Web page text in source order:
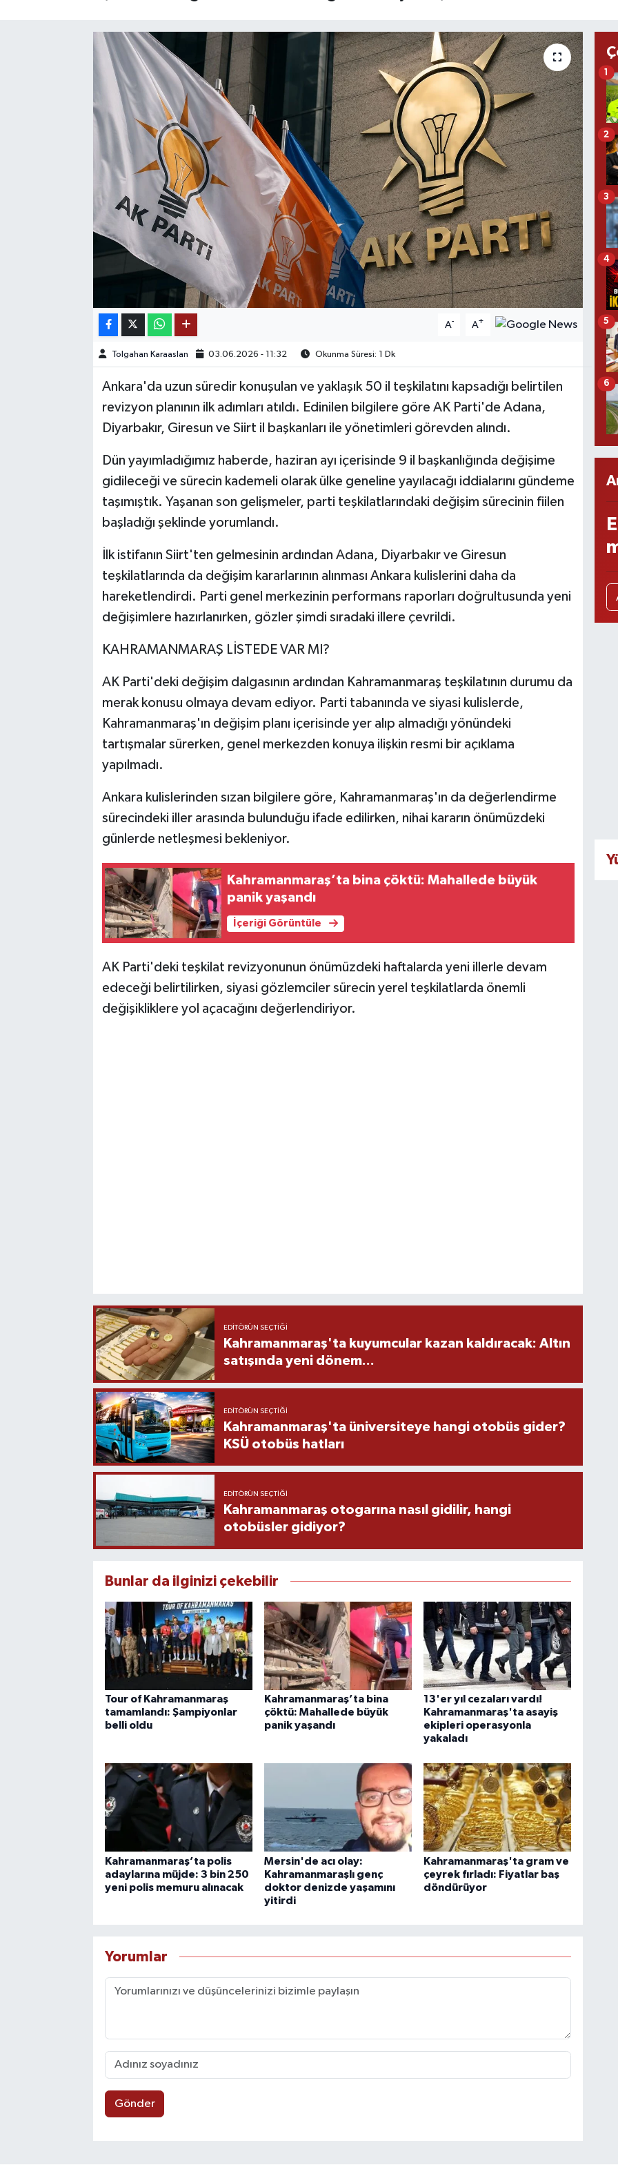
A- A+
Tolgahan Karaaslan 03.06.2026 - 11:32 Okunma Süresi: 1 Dk
Ankara'da uzun süredir konuşulan ve yaklaşık 50 il teşkilatını kapsadığı belirtilen
revizyon planının ilk adımları atıldı. Edinilen bilgilere göre AK Parti'de Adana,
Diyarbakır, Giresun ve Siirt il başkanları ile yönetimleri görevden alındı.
Dün yayımladığımız haberde, haziran ayı içerisinde 9 il başkanlığında değişime
gidileceği ve sürecin kademeli olarak ülke geneline yayılacağı iddialarını gündeme
taşımıştık. Yaşanan son gelişmeler, parti teşkilatlarındaki değişim sürecinin fiilen
başladığı şeklinde yorumlandı.
İlk istifanın Siirt'ten gelmesinin ardından Adana, Diyarbakır ve Giresun
teşkilatlarında da değişim kararlarının alınması Ankara kulislerini daha da
hareketlendirdi. Parti genel merkezinin performans raporları doğrultusunda yeni
değişimlere hazırlanırken, gözler şimdi sıradaki illere çevrildi.
KAHRAMANMARAŞ LİSTEDE VAR MI?
AK Parti'deki değişim dalgasının ardından Kahramanmaraş teşkilatının durumu da
merak konusu olmaya devam ediyor. Parti tabanında ve siyasi kulislerde,
Kahramanmaraş'ın değişim planı içerisinde yer alıp almadığı yönündeki
tartışmalar sürerken, genel merkezden konuya ilişkin resmi bir açıklama
yapılmadı.
Ankara kulislerinden sızan bilgilere göre, Kahramanmaraş'ın da değerlendirme
sürecindeki iller arasında bulunduğu ifade edilirken, nihai kararın önümüzdeki
günlerde netleşmesi bekleniyor.
Kahramanmaraş’ta bina çöktü: Mahallede büyük
panik yaşandı
İçeriği Görüntüle
AK Parti'deki teşkilat revizyonunun önümüzdeki haftalarda yeni illerle devam
edeceği belirtilirken, siyasi gözlemciler sürecin yerel teşkilatlarda önemli
değişikliklere yol açacağını değerlendiriyor.
EDITÖRÜN SEÇTIĞI
Kahramanmaraş'ta kuyumcular kazan kaldıracak: Altın
satışında yeni dönem...
EDITÖRÜN SEÇTIĞI
Kahramanmaraş'ta üniversiteye hangi otobüs gider?
KSÜ otobüs hatları
EDITÖRÜN SEÇTIĞI
Kahramanmaraş otogarına nasıl gidilir, hangi
otobüsler gidiyor?
Bunlar da ilginizi çekebilir
Tour of Kahramanmaraş
tamamlandı: Şampiyonlar
belli oldu
Kahramanmaraş’ta bina
çöktü: Mahallede büyük
panik yaşandı
13'er yıl cezaları vardı!
Kahramanmaraş'ta asayiş
ekipleri operasyonla
yakaladı
Kahramanmaraş’ta polis
adaylarına müjde: 3 bin 250
yeni polis memuru alınacak
Mersin'de acı olay:
Kahramanmaraşlı genç
doktor denizde yaşamını
yitirdi
Kahramanmaraş'ta gram ve
çeyrek fırladı: Fiyatlar baş
döndürüyor
Yorumlar
Gönder
1
2
3
4
5
6
OTOMOTİV
KÜLTÜR SANAT